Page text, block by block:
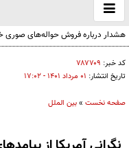
باز
و
هشدار درباره فروش حواله‌های صوری
کد خبر: ۷۸۷۷۰۹
تاریخ انتشار: ۰۱ مرداد ۱۴۰۱ - ۱۷:۰۲
صفحه نخست »بین الملل